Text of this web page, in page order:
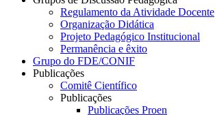
Regulamento da Atividade Docente
Organização Didática
Projeto Pedagógico Institucional
Permanência e êxito
Grupo do FDE/CONIF
Publicações
Comitê Científico
Publicações
Publicações Proen